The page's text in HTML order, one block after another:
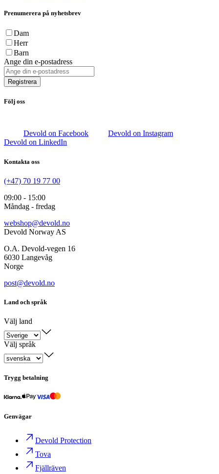
Prenumerera på nyhetsbrev
Dam
Herr
Barn
Ange din e-postadress
Registrera
Följ oss
Devold on Facebook
Devold on Instagram
Devold on LinkedIn
Kontakta oss
(+47) 70 19 77 00
09:00 - 15:00
Måndag - fredag
webshop@devold.no
Devold Norway AS
O.A. Devold-vegen 16
6030 Langevåg
Norge
post@devold.no
Land och språk
Välj land
Välj språk
Trygg betalning
Genvägar
Devold Protection
Tova
Fjällräven